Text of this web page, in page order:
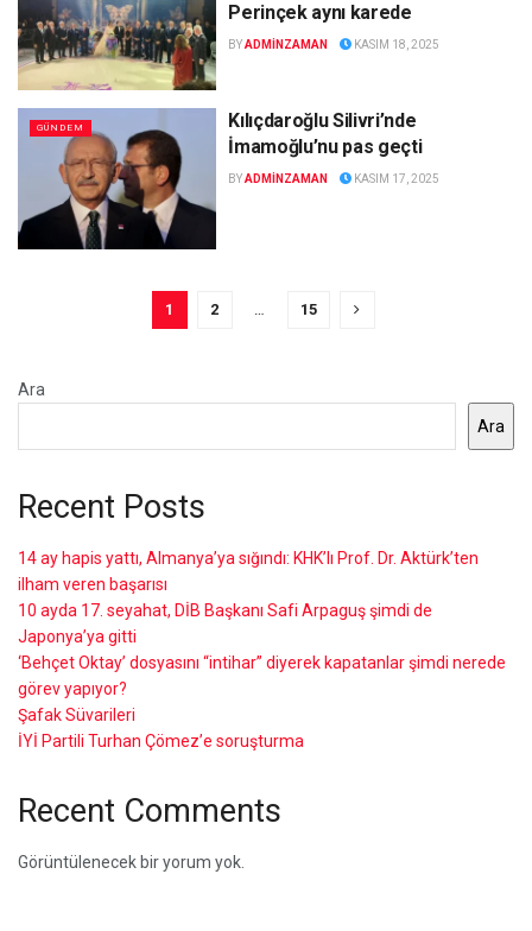
Perinçek aynı karede
BYADMINZAMAN KASIM 18, 2025
GÜNDEM
Kılıçdaroğlu Silivri’nde
İmamoğlu’nu pas geçti
BYADMINZAMAN KASIM 17, 2025
1 2 … 15
Ara
Ara
Recent Posts
14 ay hapis yattı, Almanya’ya sığındı: KHK’lı Prof. Dr. Aktürk’ten
ilham veren başarısı
10 ayda 17. seyahat, DİB Başkanı Safi Arpaguş şimdi de
Japonya’ya gitti
‘Behçet Oktay’ dosyasını “intihar” diyerek kapatanlar şimdi nerede
görev yapıyor?
Şafak Süvarileri
İYİ Partili Turhan Çömez’e soruşturma
Recent Comments
Görüntülenecek bir yorum yok.